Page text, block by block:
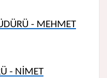
- MEHMET
- NİMET